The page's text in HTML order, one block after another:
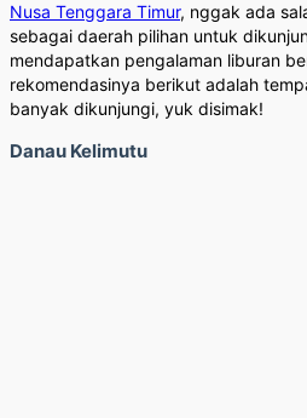
Nusa Tenggara Timur, nggak ada
sebagai daerah pilihan untuk
mendapatkan pengalaman liburan
rekomendasinya berikut adalah
banyak dikunjungi, yuk disimak!
Danau Kelimutu